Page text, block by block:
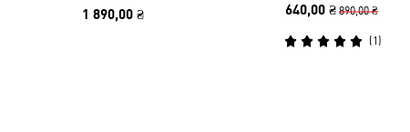
1 890,00 ₴ 640,00 ₴890,00 ₴
(1 )